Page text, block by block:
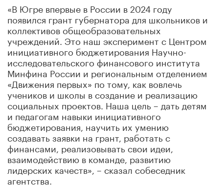
«В Югре впервые в России в 2024 году
появился грант губернатора для школьников и
коллективов общеобразовательных
учреждений. Это наш эксперимент с Центром
инициативного бюджетирования Научно-
исследовательского финансового института
Минфина России и региональным отделением
«Движения первых» по тому, как вовлечь
учеников и школы в создание и реализацию
социальных проектов. Наша цель – дать детям
и педагогам навыки инициативного
бюджетирования, научить их умению
создавать заявки на грант, работать с
финансами, реализовывать свои идеи,
взаимодействию в команде, развитию
лидерских качеств», – сказал собеседник
агентства.